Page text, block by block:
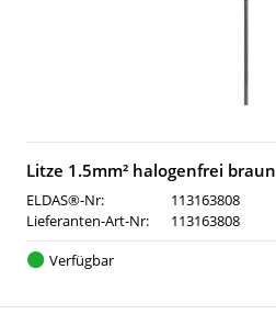
Litze 1.5mm² halogenfrei braun
ELDAS®-Nr:
113163808
Lieferanten-Art-Nr:
113163808
Verfügbar